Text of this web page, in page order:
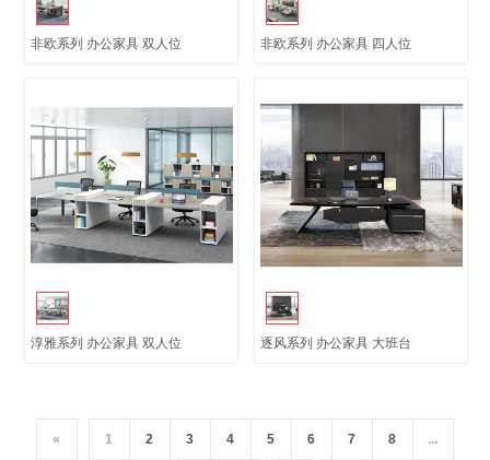
非欧系列 办公家具 双人位 非欧系列 办公家具 四人位
淳雅系列 办公家具 双人位 逐风系列 办公家具 大班台
« 1 2 3 4 5 6 7 8 ...